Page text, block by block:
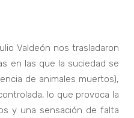
Valdeón nos trasladaron
en las que la suciedad se
de animales muertos),
lo que provoca la
y una sensación de falta